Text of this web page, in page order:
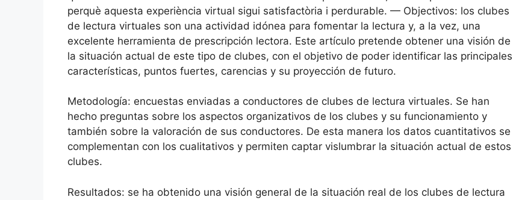
perquè aquesta experiència virtual sigui satisfactòria i perdurable. — Objectivos: los clubes
de lectura virtuales son una actividad idónea para fomentar la lectura y, a la vez, una
excelente herramienta de prescripción lectora. Este artículo pretende obtener una visión de
la situación actual de este tipo de clubes, con el objetivo de poder identificar las principales
características, puntos fuertes, carencias y su proyección de futuro.
Metodología: encuestas enviadas a conductores de clubes de lectura virtuales. Se han
hecho preguntas sobre los aspectos organizativos de los clubes y su funcionamiento y
también sobre la valoración de sus conductores. De esta manera los datos cuantitativos se
complementan con los cualitativos y permiten captar vislumbrar la situación actual de estos
clubes.
Resultados: se ha obtenido una visión general de la situación real de los clubes de lectura